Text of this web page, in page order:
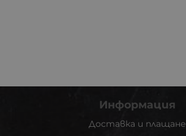
Информация
Доставка и плащане